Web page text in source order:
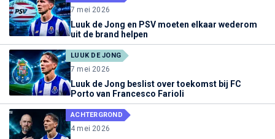
7 mei 2026
Luuk de Jong en PSV moeten elkaar wederom
uit de brand helpen
LUUK DE JONG
7 mei 2026
Luuk de Jong beslist over toekomst bij FC
Porto van Francesco Farioli
ACHTERGROND
4 mei 2026